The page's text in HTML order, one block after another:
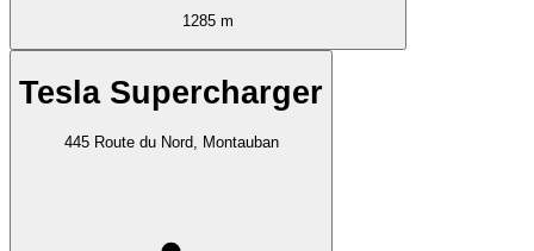
1285 m
Tesla Supercharger
445 Route du Nord, Montauban